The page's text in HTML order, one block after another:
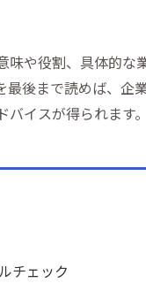
味や役割、具体的
後まで読めば、企
イスが得られます。
チェック